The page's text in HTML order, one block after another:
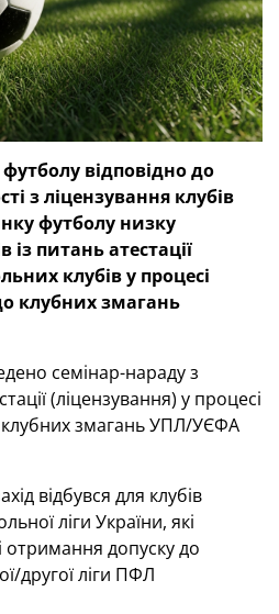
відповідно до
з ліцензування клубів
футболу низку
питань атестації
клубів у процесі
клубних змагань
семінар-нараду з
(ліцензування) у процесі
змагань УПЛ/УЄФА
відбувся для клубів
ліги України, які
отримання допуску до
другої ліги ПФЛ